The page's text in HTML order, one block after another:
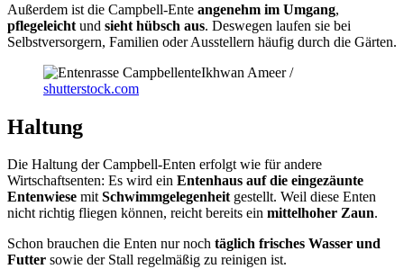
Außerdem ist die Campbell-Ente angenehm im Umgang,
pflegeleicht und sieht hübsch aus. Deswegen laufen sie bei
Selbstversorgern, Familien oder Ausstellern häufig durch die Gärten.
Ikhwan Ameer /
shutterstock.com
Haltung
Die Haltung der Campbell-Enten erfolgt wie für andere
Wirtschaftsenten: Es wird ein Entenhaus auf die eingezäunte
Entenwiese mitSchwimmgelegenheitgestellt. Weil diese Enten
nicht richtig fliegen können, reicht bereits ein mittelhoher Zaun.
Schon brauchen die Enten nur noch täglich frisches Wasser und
Futter sowie der Stall regelmäßig zu reinigen ist.